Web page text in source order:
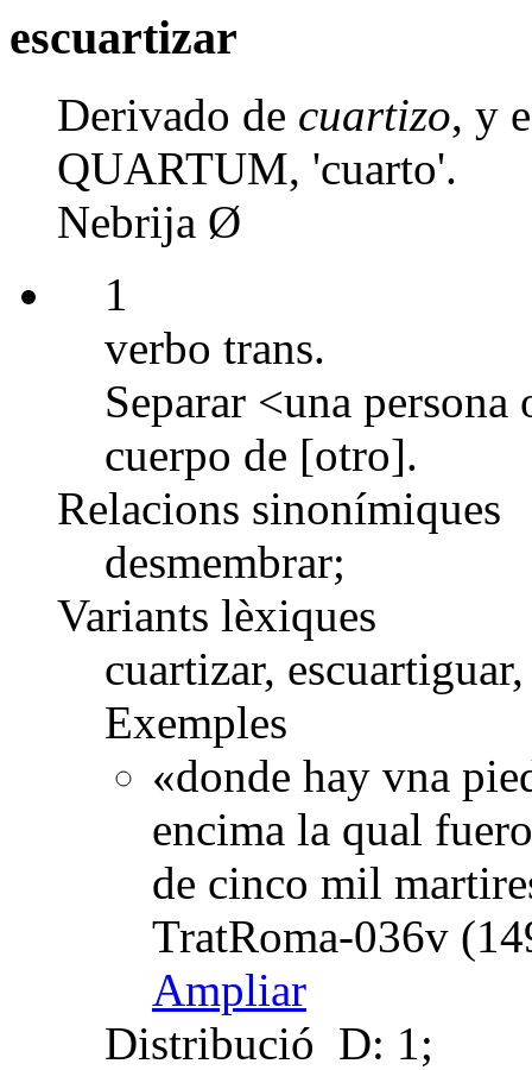
escuartizar
Derivado de cuartizo, y
QUARTUM, 'cuarto'.
Nebrija Ø
1
verbo trans.
Separar <una
cuerpo de [otro].
Relacions sinonímiques
desmembrar;
Variants lèxiques
cuartizar,
Exemples
«donde hay vna
encima la qual
de cinco mil
TratRoma-036v
Ampliar
Distribució D: 1;